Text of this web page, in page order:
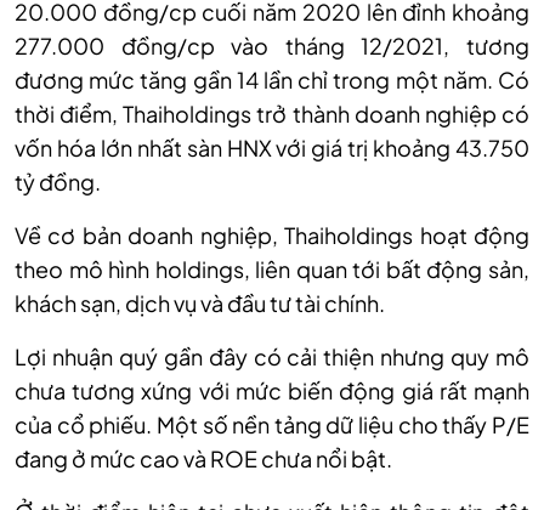
20.000 đồng/cp cuối năm 2020 lên đỉnh khoảng
277.000 đồng/cp vào tháng 12/2021, tương
đương mức tăng gần 14 lần chỉ trong một năm. Có
thời điểm, Thaiholdings trở thành doanh nghiệp có
vốn hóa lớn nhất sàn HNX với giá trị khoảng 43.750
tỷ đồng.
Về cơ bản doanh nghiệp,Thaiholdings hoạt động
theo mô hình holdings, liên quan tới bất động sản,
khách sạn, dịch vụ và đầu tư tài chính.
Lợi nhuận quý gần đây có cải thiện nhưng quy mô
chưa tương xứng với mức biến động giá rất mạnh
của cổ phiếu. Một số nền tảng dữ liệu cho thấy P/E
đang ở mức cao và ROE chưa nổi bật.